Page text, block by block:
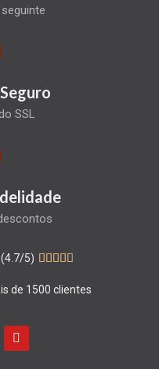
SSL
5)     
de 1500 clientes